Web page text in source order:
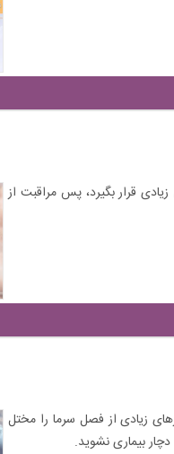
قرار بگیرد، پس مراقبت از
زیادی از فصل سرما را مختل
بیماری نشوید.